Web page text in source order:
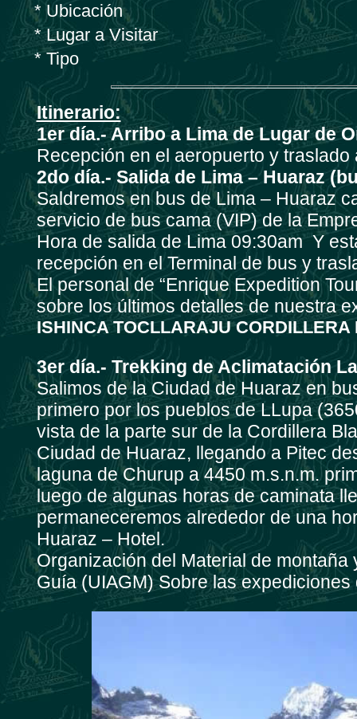
* Ubicación
* Lugar a Visitar
* Tipo
Itinerario:
1er día.- Arribo a Lima de Lugar de
Recepción en el aeropuerto y
2do día.- Salida de Lima – Huaraz
Saldremos en bus de Lima – Huaraz
servicio de bus cama (VIP) de la
Hora de salida de Lima 09:30am Y
recepción en el Terminal de bus y
El personal de “Enrique Expedition
sobre los últimos detalles de nuestra
ISHINCA TOCLLARAJU CORDILLERA
3er día.- Trekking de Aclimatación
Salimos de la Ciudad de Huaraz en
primero por los pueblos de LLupa
vista de la parte sur de la Cordillera
Ciudad de Huaraz, llegando a Pitec
laguna de Churup a 4450 m.s.n.m.
luego de algunas horas de caminata
permaneceremos alrededor de una
Huaraz – Hotel.
Organización del Material de
Guía (UIAGM) Sobre las